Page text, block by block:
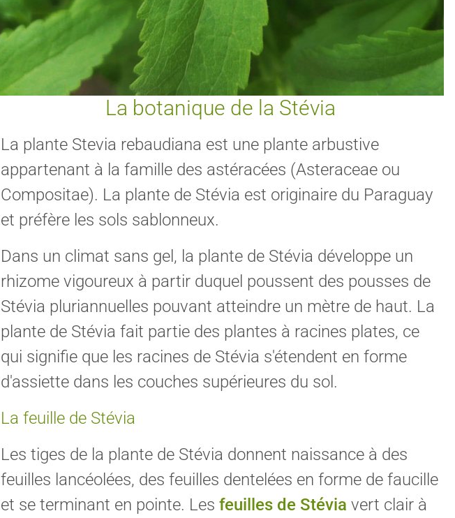
La botanique de la Stévia
La plante Stevia rebaudiana est une plante arbustive
appartenant à la famille des astéracées (Asteraceae ou
Compositae). La plante de Stévia est originaire du Paraguay
et préfère les sols sablonneux.
Dans un climat sans gel, la plante de Stévia développe un
rhizome vigoureux à partir duquel poussent des pousses de
Stévia pluriannuelles pouvant atteindre un mètre de haut. La
plante de Stévia fait partie des plantes à racines plates, ce
qui signifie que les racines de Stévia s'étendent en forme
d'assiette dans les couches supérieures du sol.
La feuille de Stévia
Les tiges de la plante de Stévia donnent naissance à des
feuilles lancéolées, des feuilles dentelées en forme de faucille
et se terminant en pointe. Les feuilles de Stévia vert clair à